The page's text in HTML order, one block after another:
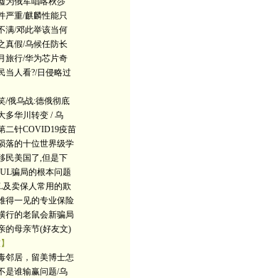
严重/麒麟性能只
满/邓此举该当何
真假/乌候任防长
旅行/华为芯片奇
当人看?/日侵略过
/俄乌战:德俄彻底
多华川转变 / 乌
二针COVID19疫苗
落的十位世界级学
民美国了,但是下
骗局的根本问题
及卖保人常用的欺
得一见的专业保险
行的老鼠会新骗局
的母亲节(好友文)
邻居，留美博士怎
是谁输赢问题/乌